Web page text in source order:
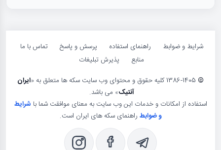
شرایط و ضوابط راهنمای استفاده پرسش و پاسخ
تماس با ما
منابع
پذیرش تبلیغات
©
ایران
آنتیک» می باشد.
استفاده از امکانات و خدمات این وب سایت به معنای موافقت شما با شرایط
و ضوابط راهنمای سکه های ایران است.